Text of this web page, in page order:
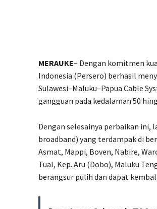
MERAUKE– Dengan komitmen
Indonesia (Persero) berhasil
Sulawesi–Maluku–Papua Cable
gangguan pada kedalaman 50
Dengan selesainya perbaikan
broadband) yang terdampak di
Asmat, Mappi, Boven, Nabire,
Tual, Kep. Aru (Dobo), Maluku
berangsur pulih dan dapat